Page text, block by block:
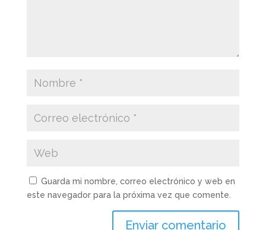
Guarda mi nombre, correo electrónico y web en
este navegador para la próxima vez que comente.